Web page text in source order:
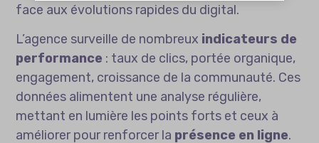
face aux évolutions rapides du digital.
L’agence surveille de nombreux indicateurs de
performance : taux de clics, portée organique,
engagement, croissance de la communauté. Ces
données alimentent une analyse régulière,
mettant en lumière les points forts et ceux à
améliorer pour renforcer la présence en ligne.